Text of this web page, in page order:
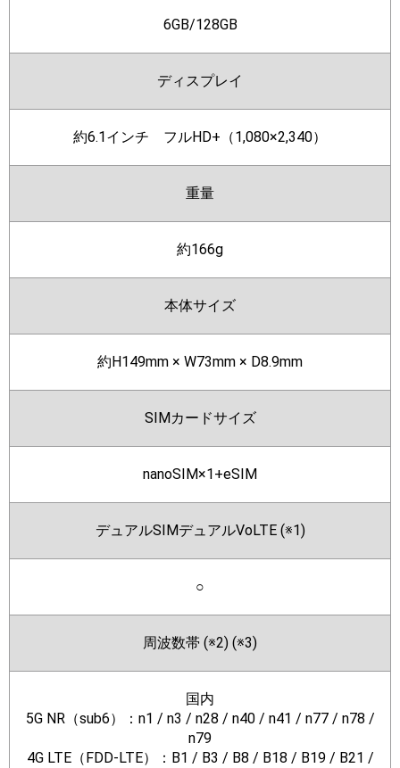
6GB/128GB
ディスプレイ
約6.1インチ フルHD+（1,080×2,340）
重量
約166g
本体サイズ
約H149mm × W73mm × D8.9mm
SIMカードサイズ
nanoSIM×1+eSIM
デュアルSIMデュアルVoLTE (※1)
○
周波数帯 (※2) (※3)
国内
5G NR（sub6）：n1 / n3 / n28 / n40 / n41 / n77 / n78 /
n79
4G LTE（FDD-LTE）：B1 / B3 / B8 / B18 / B19 / B21 /